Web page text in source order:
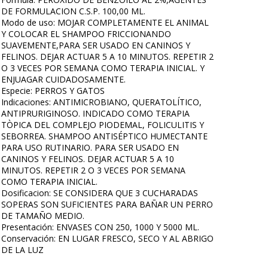
DE FORMULACION C.S.P. 100,00 ML.
Modo de uso: MOJAR COMPLETAMENTE EL ANIMAL
Y COLOCAR EL SHAMPOO FRICCIONANDO
SUAVEMENTE,PARA SER USADO EN CANINOS Y
FELINOS. DEJAR ACTUAR 5 A 10 MINUTOS. REPETIR 2
O 3 VECES POR SEMANA COMO TERAPIA INICIAL. Y
ENJUAGAR CUIDADOSAMENTE.
Especie: PERROS Y GATOS
Indicaciones: ANTIMICROBIANO, QUERATOLÍTICO,
ANTIPRURIGINOSO. INDICADO COMO TERAPIA
TÒPICA DEL COMPLEJO PIODEMAL, FOLICULITIS Y
SEBORREA. SHAMPOO ANTISÉPTICO HUMECTANTE
PARA USO RUTINARIO. PARA SER USADO EN
CANINOS Y FELINOS. DEJAR ACTUAR 5 A 10
MINUTOS. REPETIR 2 O 3 VECES POR SEMANA
COMO TERAPIA INICIAL.
Dosificacion: SE CONSIDERA QUE 3 CUCHARADAS
SOPERAS SON SUFICIENTES PARA BAÑAR UN PERRO
DE TAMAÑO MEDIO.
Presentación: ENVASES CON 250, 1000 Y 5000 ML.
Conservación: EN LUGAR FRESCO, SECO Y AL ABRIGO
DE LA LUZ